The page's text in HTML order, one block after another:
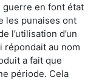
en font état
les punaises ont
l’utilisation d’un
répondait au nom
a fait que
période. Cela